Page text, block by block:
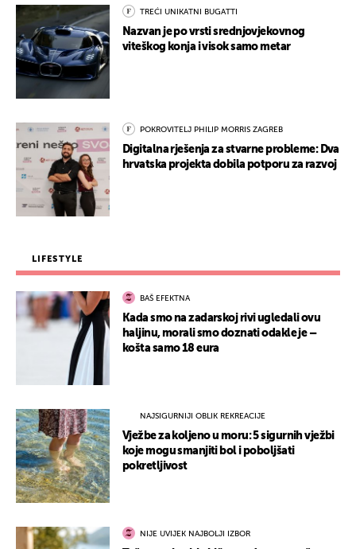
TREĆI UNIKATNI BUGATTI
Nazvan je po vrsti srednjovjekovnog
viteškog konja i visok samo metar
POKROVITELJ PHILIP MORRIS ZAGREB
Digitalna rješenja za stvarne probleme: Dva
hrvatska projekta dobila potporu za razvoj
LIFESTYLE
BAŠ EFEKTNA
Kada smo na zadarskoj rivi ugledali ovu
haljinu, morali smo doznati odakle je –
košta samo 18 eura
NAJSIGURNIJI OBLIK REKREACIJE
Vježbe za koljeno u moru: 5 sigurnih vježbi
koje mogu smanjiti bol i poboljšati
pokretljivost
NIJE UVIJEK NAJBOLJI IZBOR